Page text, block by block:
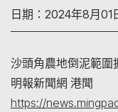
日期：2024年8月01
沙頭角農地倒泥範圍
明報新聞網 港聞
https://